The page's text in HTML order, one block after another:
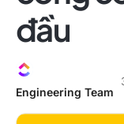
đầu
Engineering Team